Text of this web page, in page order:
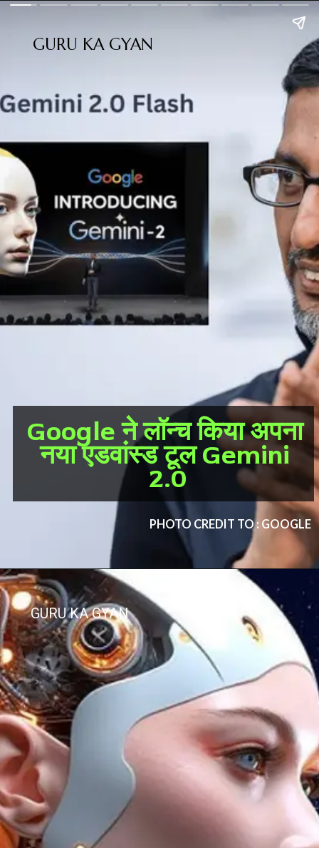
GURU KA GYAN
Google ने लॉन्च किया अपना
नया एडवांस्ड टूल Gemini
2.0
PHOTO CREDIT TO : GOOGLE
GURU KA GYAN